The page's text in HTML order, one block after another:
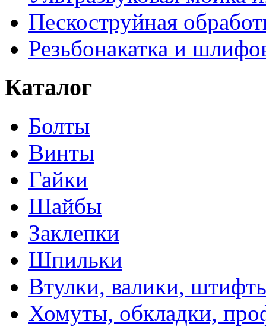
Пескоструйная
Резьбонакатка и
Каталог
Болты
Винты
Гайки
Шайбы
Заклепки
Шпильки
Втулки, валики,
Хомуты, обкладки,